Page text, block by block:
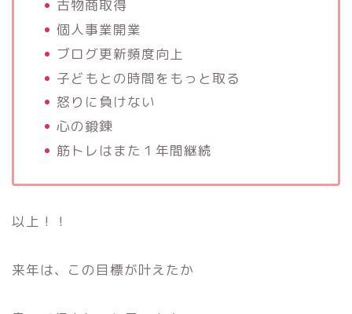
古物商取得
個人事業開業
ブログ更新頻度向上
子どもとの時間をもっと取る
怒りに負けない
心の鍛錬
筋トレはまた１年間継続
以上！！
来年は、この目標が叶えたか